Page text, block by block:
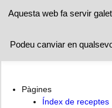
A l’ombra de la figuera
Pàgines
Índex de receptes
Aquesta web fa servir
Podeu canviar en